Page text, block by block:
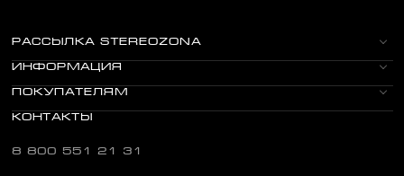
РАССЫЛКА STEREOZONA
ИНФОРМАЦИЯ
ПОКУПАТЕЛЯМ
КОНТАКТЫ
8 800 551 21 31